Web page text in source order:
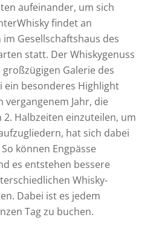
aufeinander, um sich
findet an
Gesellschaftshaus des
statt. Der Whiskygenuss
Galerie des
ein besonderes Highlight
vergangenem Jahr, die
2. Halbzeiten einzuteilen, um
hat sich dabei
können Engpässe
es entstehen bessere
Whisky-
Dabei ist es jedem
Tag zu buchen.